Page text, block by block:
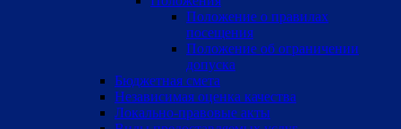
Положение о правилах
посещения
Положение об ограничении
допуска
Бюджетная смета
Независимая оценка качества
Локально-правовые акты